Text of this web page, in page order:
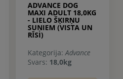
ADVANCE DOG
MAXI ADULT 18,0KG
- LIELO ŠĶIRŅU
SUŅIEM (VISTA UN
RĪSI)
Kategorija:Advance
Svars: 18,0kg